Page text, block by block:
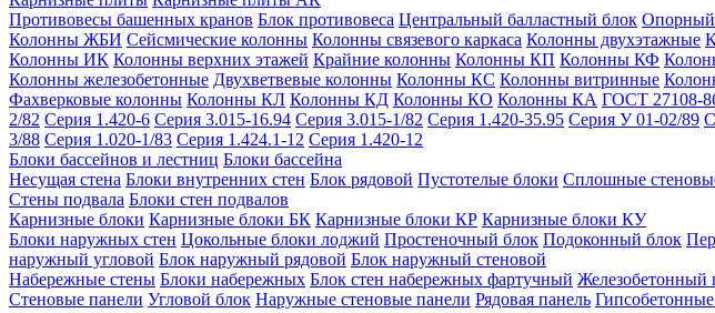
Противовесы башенных кранов Блок противовеса Центральный балластный блок Опорный
Колонны ЖБИ Сейсмические колонны Колонны связевого каркаса Колонны двухэтажные
Колонны ИК Колонны верхних этажей Крайние колонны Колонны КП Колонны КФ
Колонны железобетонные Двухветвевые колонны Колонны КС Колонны витринные
Фахверковые колонны Колонны КЛ Колонны КД Колонны КО Колонны КА ГОСТ 27108-
2/82 Серия 1.420-6 Серия 3.015-16.94 Серия 3.015-1/82 Серия 1.420-35.95 Серия У 01-02/89
3/88 Серия 1.020-1/83 Серия 1.424.1-12 Серия 1.420-12
Блоки бассейнов и лестниц Блоки бассейна
Несущая стена Блоки внутренних стен Блок рядовой Пустотелые блоки Сплошные
Стены подвала Блоки стен подвалов
Карнизные блоки Карнизные блоки БК Карнизные блоки КР Карнизные блоки КУ
Блоки наружных стен Цокольные блоки лоджий Простеночный блок Подоконный блок
наружный угловой Блок наружный рядовой Блок наружный стеновой
Набережные стены Блоки набережных Блок стен набережных фартучный Железобетонный
Стеновые панели Угловой блок Наружные стеновые панели Рядовая панель